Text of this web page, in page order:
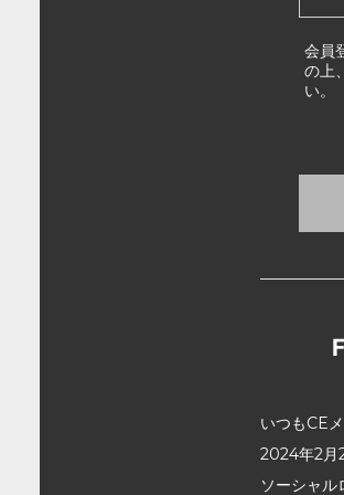
会員
の上
い。
いつもCE
2024年2月
ソーシャ